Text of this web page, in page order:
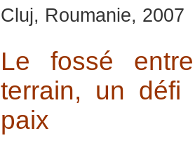
Cluj, Roumanie, 2007
Le fossé
terrain, un
paix